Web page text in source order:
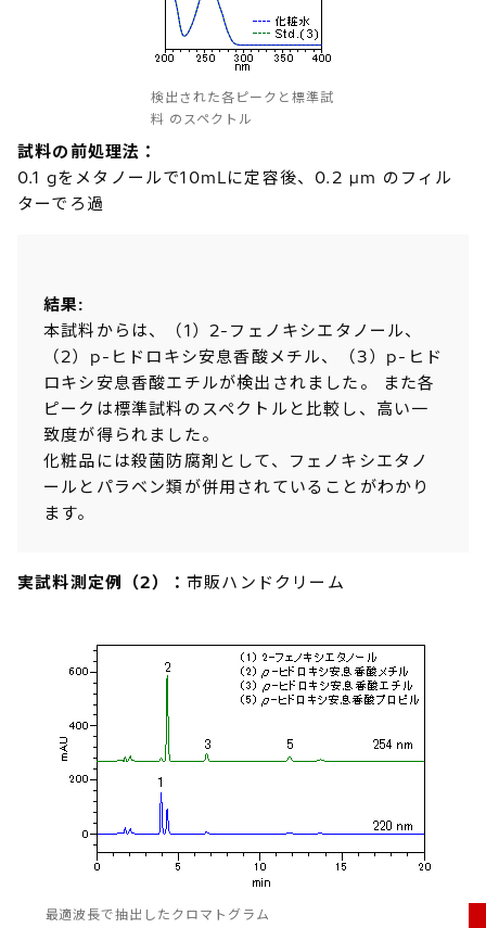
検出された各ピークと標準試
料 のスペクトル
試料の前処理法：
0.1 gをメタノールで10mLに定容後、0.2 µm のフィル
ターでろ過
結果:
本試料からは、（1）2-フェノキシエタノール、
（2）p-ヒドロキシ安息香酸メチル、（3）p-ヒド
ロキシ安息香酸エチルが検出されました。 また各
ピークは標準試料のスペクトルと比較し、高い一
致度が得られました。
化粧品には殺菌防腐剤として、フェノキシエタノ
ールとパラベン類が併用されていることがわかり
ます。
実試料測定例（2）： 市販ハンドクリーム
最適波長で抽出したクロマトグラム